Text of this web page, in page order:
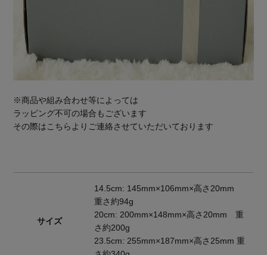
※商品や組み合わせ等によっては
ラッピング不可の場合もございます
その際はこちらよりご連絡させていただいております
サイズ
14.5cm: 145mm×106mm×高さ20mm
重さ約94g
20cm: 200mm×148mm×高さ20mm 重
さ約200g
23.5cm: 255mm×187mm×高さ25mm 重